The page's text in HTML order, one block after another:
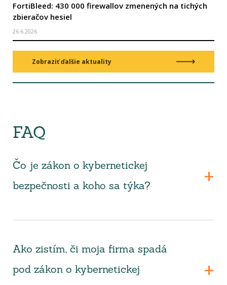
FortiBleed: 430 000 firewallov zmenených na tichých
zbieračov hesiel
26.6.2026
Zobraziť ďalšie aktuality
FAQ
Čo je zákon o kybernetickej
bezpečnosti a koho sa týka?
Ako zistím, či moja firma spadá
pod zákon o kybernetickej